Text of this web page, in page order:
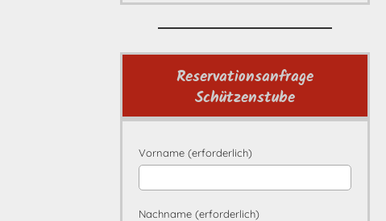
Reservationsanfrage
Schützenstube
Vorname (erforderlich)
Nachname (erforderlich)